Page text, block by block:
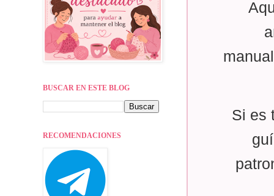
Si es
BUSCAR EN ESTE BLOG
RECOMENDACIONES